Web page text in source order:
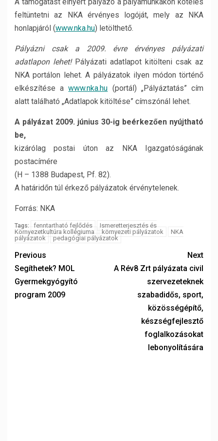
feltüntetni az NKA érvényes logóját, mely az NKA
honlapjáról (www.nka.hu) letölthető.
Pályázni csak a 2009. évre érvényes pályázati
adatlapon lehet! Pályázati adatlapot kitölteni csak az
NKA portálon lehet. A pályázatok ilyen módon történő
elkészítése awww.nka.hu (portál) „Pályáztatás” cím
alatt található „Adatlapok kitöltése” címszónál lehet.
A pályázat 2009. június 30-ig beérkezően nyújtható
be,
kizárólag postai úton az NKA Igazgatóságának
postacímére
(H – 1388 Budapest, Pf. 82).
A határidőn túl érkező pályázatok érvénytelenek.
Forrás: NKA
Tags: fenntartható fejlődés
Ismeretterjesztés és
Környezetkultúra kollégiuma
környezeti pályázatok
NKA
pályázatok
pedagógiai pályázatok
Previous
Segíthetek? MOL
Gyermekgyógyító
program 2009
Next
A Rév8 Zrt pályázata civil
szervezeteknek
szabadidős, sport,
közösségépítő,
készségfejlesztő
foglalkozásokat
lebonyolítására